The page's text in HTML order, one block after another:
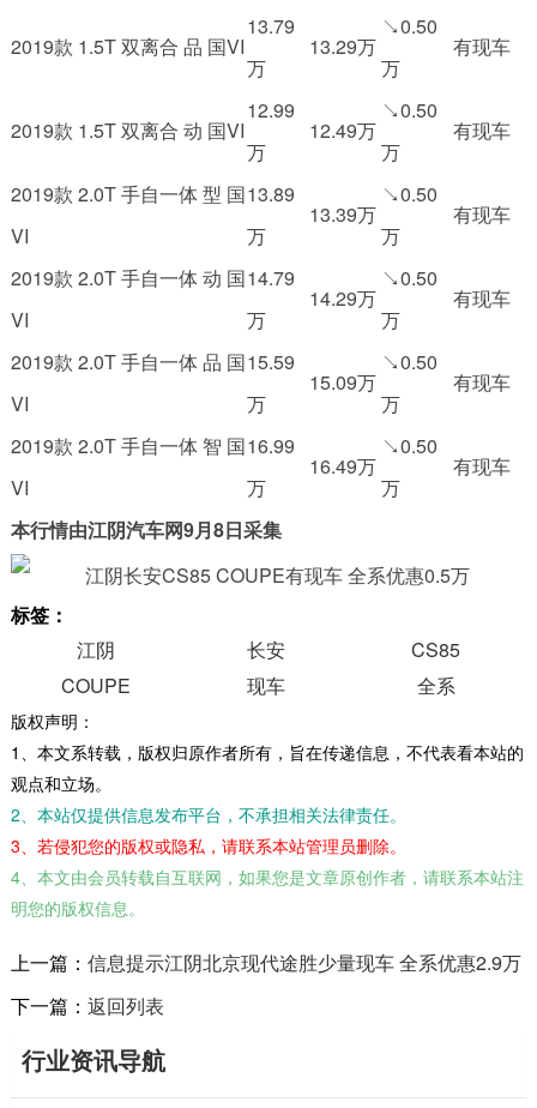
2019款 1.5T 双离合 品 国VI
13.79
万
13.29万
↘0.50
万
有现车
2019款 1.5T 双离合 动 国VI
12.99
万
12.49万
↘0.50
万
有现车
2019款 2.0T 手自一体 型 国
VI
13.89
万
13.39万
↘0.50
万
有现车
2019款 2.0T 手自一体 动 国
VI
14.79
万
14.29万
↘0.50
万
有现车
2019款 2.0T 手自一体 品 国
VI
15.59
万
15.09万
↘0.50
万
有现车
2019款 2.0T 手自一体 智 国
VI
16.99
万
16.49万
↘0.50
万
有现车
本行情由江阴汽车网9月8日采集
标签：
江阴
长安
CS85
COUPE
现车 全系
版权声明：
1、本文系转载，版权归原作者所有，旨在传递信息，不代表看本站的
观点和立场。
2、本站仅提供信息发布平台，不承担相关法律责任。
3、若侵犯您的版权或隐私，请联系本站管理员删除。
4、本文由会员转载自互联网，如果您是文章原创作者，请联系本站注
明您的版权信息。
上一篇： 信息提示江阴北京现代途胜少量现车 全系优惠2.9万
下一篇： 返回列表
行业资讯导航